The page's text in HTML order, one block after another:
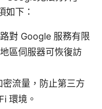
如下：
對 Google 服務有限
區伺服器可恢復訪
流量，防止第三方
環境。